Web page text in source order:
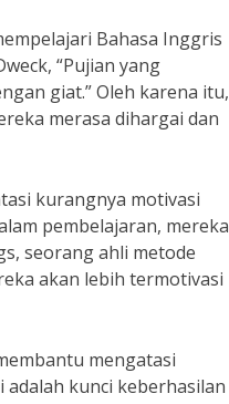
Bahasa Inggris
“Pujian yang
giat.” Oleh karena itu,
merasa dihargai dan
kurangnya motivasi
pembelajaran, mereka
seorang ahli metode
akan lebih termotivasi
mengatasi
kunci keberhasilan